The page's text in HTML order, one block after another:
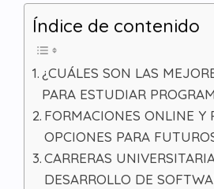
Índice de contenido
¿CUÁLES SON LAS
PARA ESTUDIAR
FORMACIONES ONLINE Y
OPCIONES PARA
CARRERAS
DESARROLLO DE